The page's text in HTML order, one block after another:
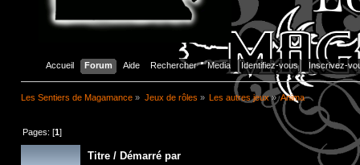
Accueil Forum Aide Rechercher Media Identifiez-vous Inscrivez-
Les Sentiers de Magamance » Jeux de rôles » Les autres jeux» Anima
Pages: [1]
Titre / Démarré par